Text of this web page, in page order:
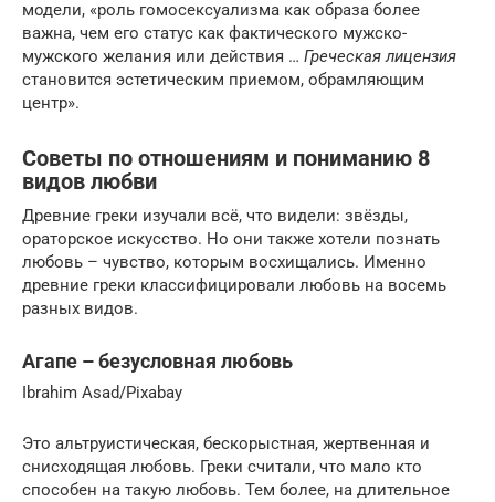
модели, «роль гомосексуализма как образа более
важна, чем его статус как фактического мужско-
мужского желания или действия … Греческая лицензия
становится эстетическим приемом, обрамляющим
центр».
Советы по отношениям и пониманию 8
видов любви
Древние греки изучали всё, что видели: звёзды,
ораторское искусство. Но они также хотели познать
любовь – чувство, которым восхищались. Именно
древние греки классифицировали любовь на восемь
разных видов.
Агапе – безусловная любовь
Ibrahim Asad/Pixabay
Это альтруистическая, бескорыстная, жертвенная и
снисходящая любовь. Греки считали, что мало кто
способен на такую любовь. Тем более, на длительное